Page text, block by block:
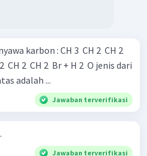
: CH 3 ​ CH 2 ​ CH 2
CH 2 ​ Br + H 2 ​ O jenis dari
adalah ...
Jawaban terverifikasi
Jawaban terverifikasi